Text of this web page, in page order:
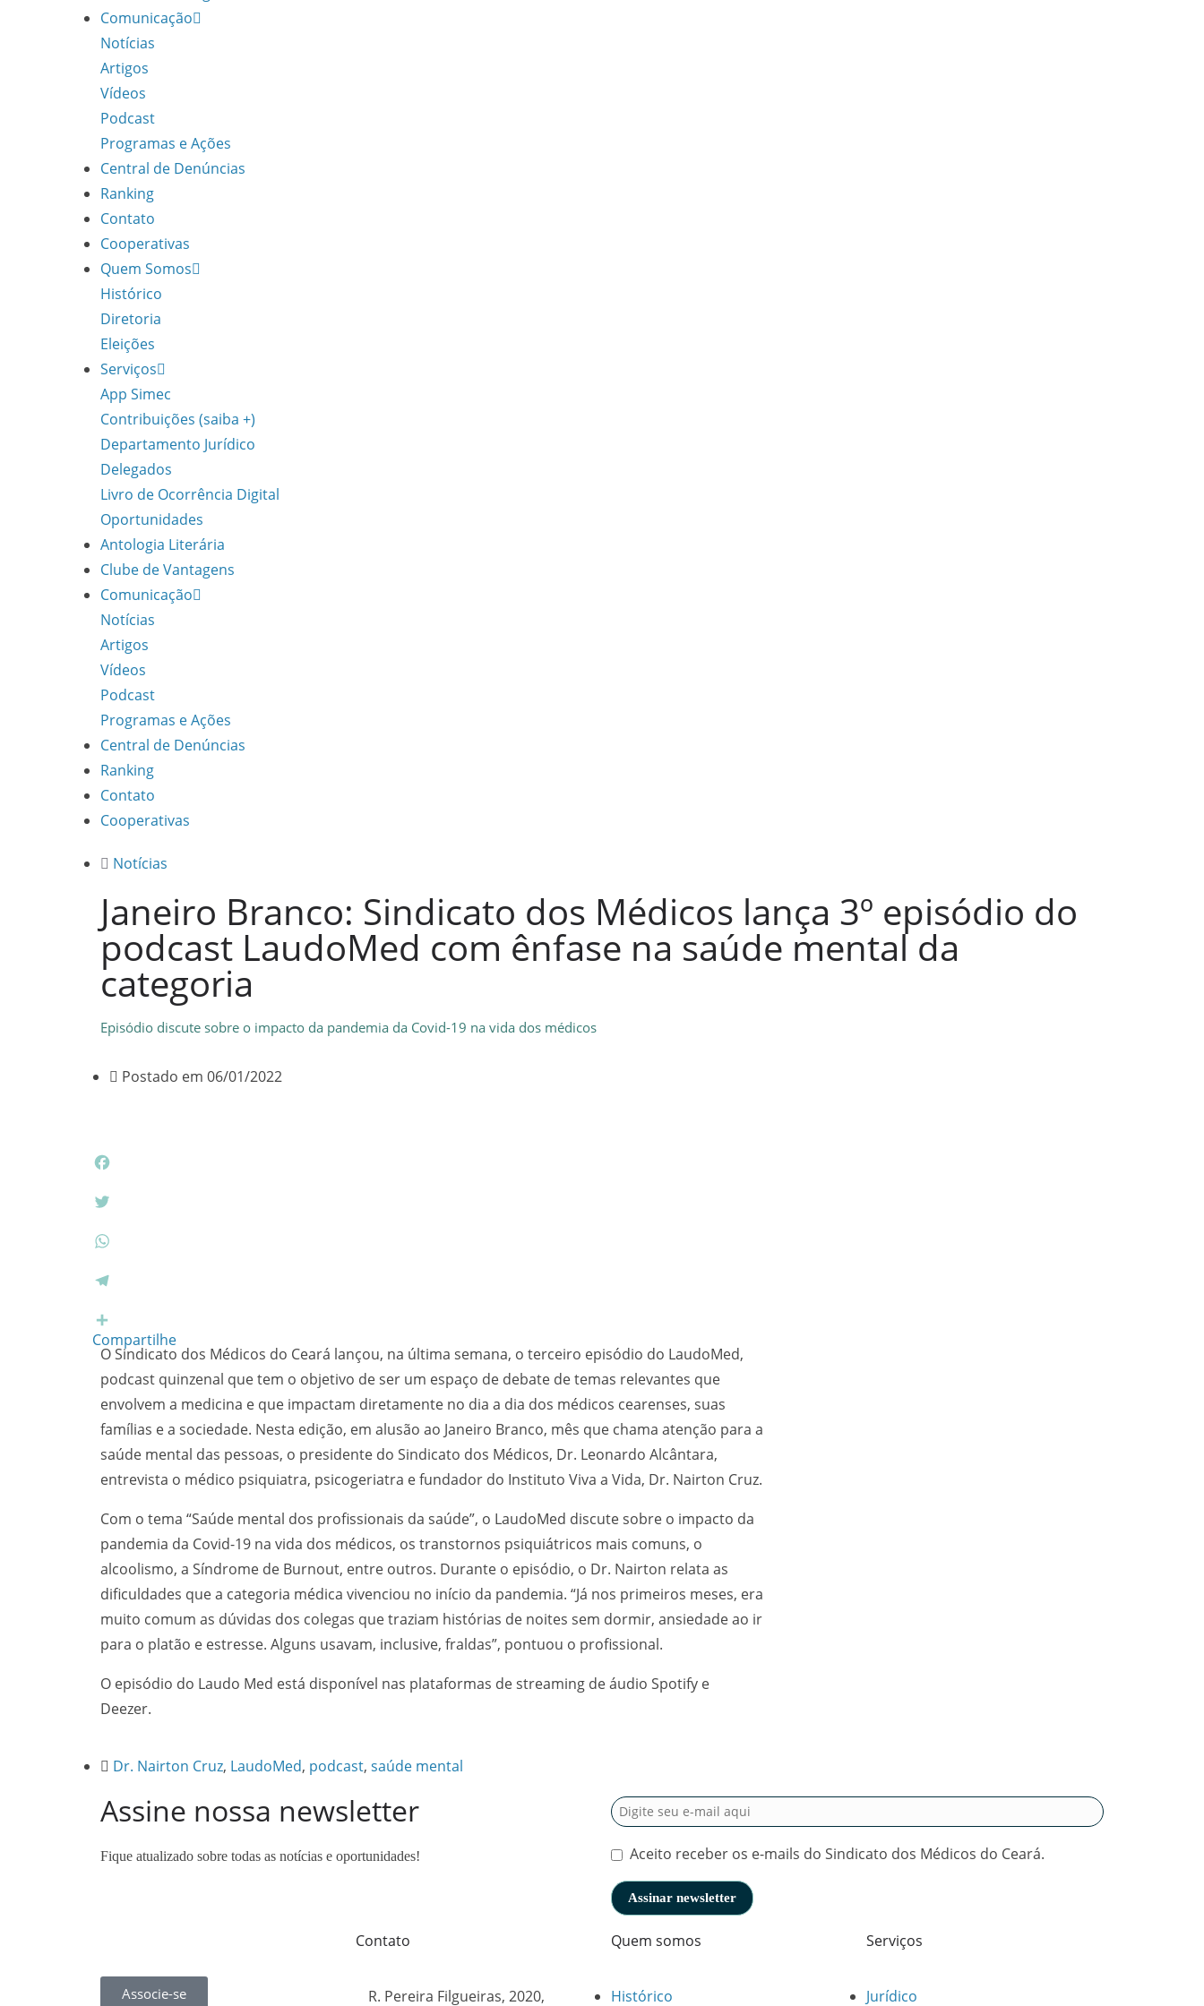
Comunicação
Notícias
Artigos
Vídeos
Podcast
Programas e Ações
Central de Denúncias
Ranking
Contato
Cooperativas
Quem Somos
Histórico
Diretoria
Eleições
Serviços
App Simec
Contribuições (saiba +)
Departamento Jurídico
Delegados
Livro de Ocorrência Digital
Oportunidades
Antologia Literária
Clube de Vantagens
Comunicação
Notícias
Artigos
Vídeos
Podcast
Programas e Ações
Central de Denúncias
Ranking
Contato
Cooperativas
Notícias
Janeiro Branco: Sindicato dos Médicos lança 3º episódio do
podcast LaudoMed com ênfase na saúde mental da
categoria
Episódio discute sobre o impacto da pandemia da Covid-19 na vida dos médicos
Postado em 06/01/2022
a
e
o
k
w
t
e
r
h
t
s
e
l
m
Compartilhe
O Sindicato dos Médicos do Ceará lançou, na última semana, o terceiro episódio do LaudoMed,
podcast quinzenal que tem o objetivo de ser um espaço de debate de temas relevantes que
envolvem a medicina e que impactam diretamente no dia a dia dos médicos cearenses, suas
famílias e a sociedade. Nesta edição, em alusão ao Janeiro Branco, mês que chama atenção para a
saúde mental das pessoas, o presidente do Sindicato dos Médicos, Dr. Leonardo Alcântara,
entrevista o médico psiquiatra, psicogeriatra e fundador do Instituto Viva a Vida, Dr. Nairton Cruz.
Com o tema “Saúde mental dos profissionais da saúde”, o LaudoMed discute sobre o impacto da
pandemia da Covid-19 na vida dos médicos, os transtornos psiquiátricos mais comuns, o
alcoolismo, a Síndrome de Burnout, entre outros. Durante o episódio, o Dr. Nairton relata as
dificuldades que a categoria médica vivenciou no início da pandemia. “Já nos primeiros meses, era
muito comum as dúvidas dos colegas que traziam histórias de noites sem dormir, ansiedade ao ir
para o platão e estresse. Alguns usavam, inclusive, fraldas”, pontuou o profissional.
O episódio do Laudo Med está disponível nas plataformas de streaming de áudio Spotify e
Deezer.
Dr. Nairton Cruz, LaudoMed, podcast, saúde mental
Assine nossa newsletter
Fique atualizado sobre todas as notícias e oportunidades! Aceito receber os e-mails do Sindicato dos Médicos do Ceará.
Associe-se
Contato
R. Pereira Filgueiras, 2020,
Quem somos
Histórico
Serviços
Jurídico